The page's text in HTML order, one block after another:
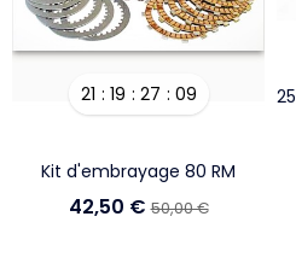
21 19 27 08
Kit d'embrayage 80 RM
42,50 €50,00 €